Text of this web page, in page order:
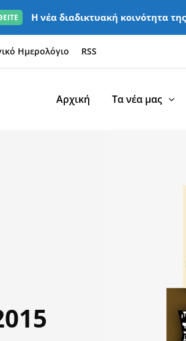
Η νέα διαδικτυακή κοινότητα
Ημερολόγιο RSS
Αρχική Τα νέα μας